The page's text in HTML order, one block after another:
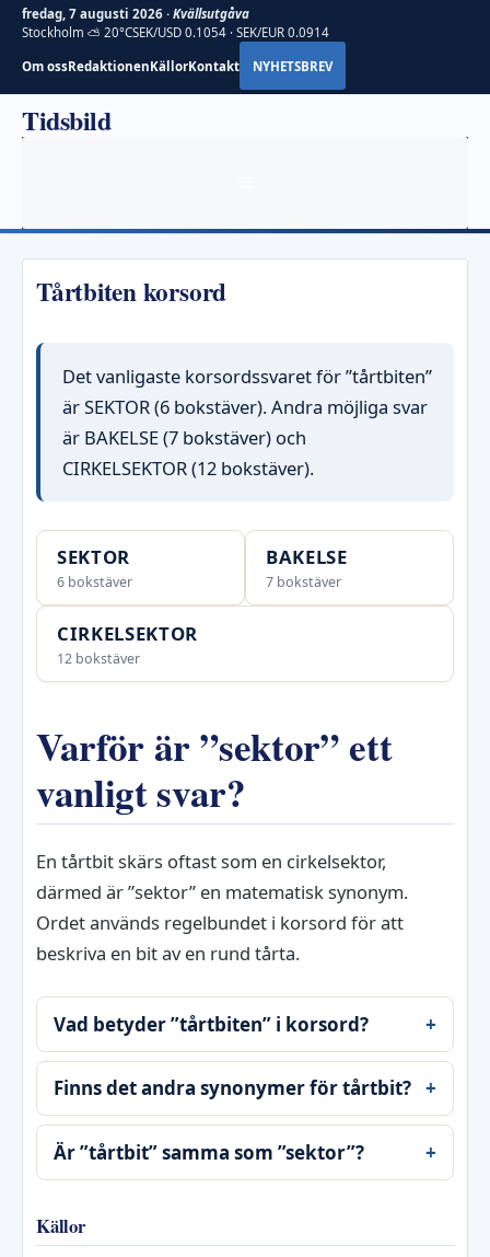
fredag, 7 augusti 2026 · Kvällsutgåva
Stockholm ⛅ 20°CSEK/USD 0.1054 · SEK/EUR 0.0914
Om ossRedaktionenKällorKontakt NYHETSBREV
Hoppa
Tidsbild
Tårtbiten korsord
Det vanligaste korsordssvaret för ”tårtbiten”
är SEKTOR (6 bokstäver). Andra möjliga svar
är BAKELSE (7 bokstäver) och
CIRKELSEKTOR (12 bokstäver).
SEKTOR
6 bokstäver
BAKELSE
7 bokstäver
CIRKELSEKTOR
12 bokstäver
Varför är ”sektor” ett
vanligt svar?
En tårtbit skärs oftast som en cirkelsektor,
därmed är ”sektor” en matematisk synonym.
Ordet används regelbundet i korsord för att
beskriva en bit av en rund tårta.
Vad betyder ”tårtbiten” i korsord?
Finns det andra synonymer för tårtbit?
Är ”tårtbit” samma som ”sektor”?
Källor